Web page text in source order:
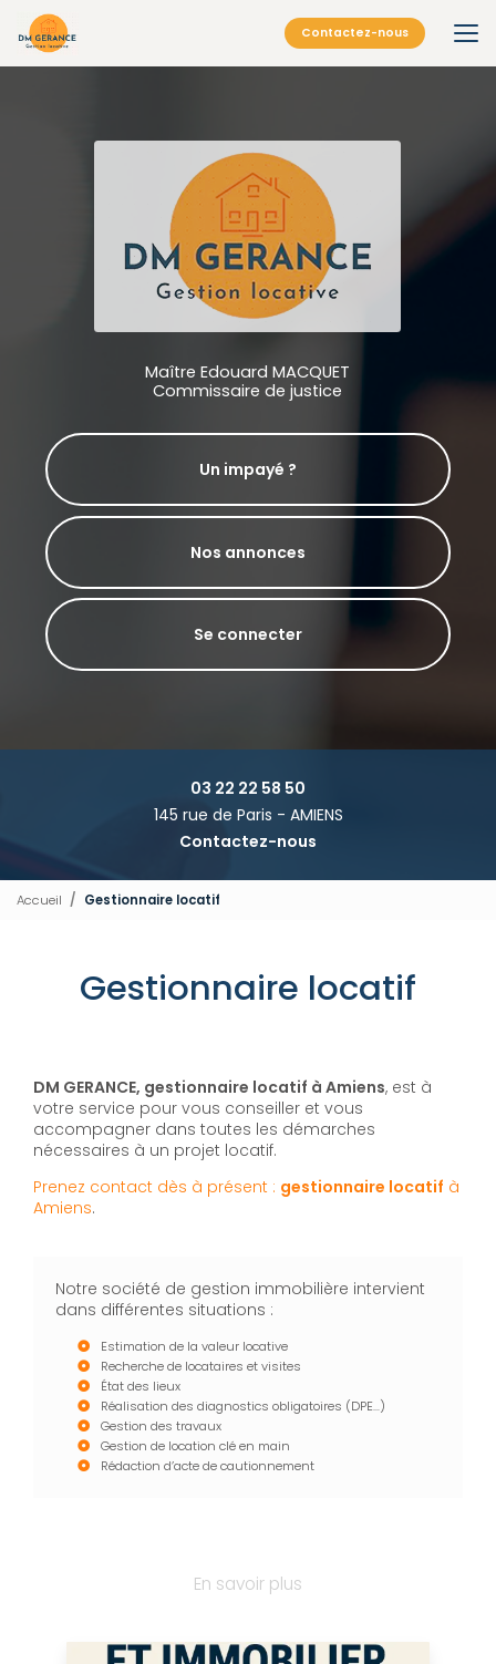
au
contenu
principal
Contactez-nous
Maître Edouard MACQUET
Commissaire de justice
Un impayé ?
Nos annonces
Se connecter
03 22 22 58 50
145 rue de Paris - AMIENS
Contactez-nous
Accueil Gestionnaire locatif
Gestionnaire locatif
DM GERANCE, gestionnaire locatif à Amiens, est à
votre service pour vous conseiller et vous
accompagner dans toutes les démarches
nécessaires à un projet locatif.
Prenez contact dès à présent : gestionnaire locatif à
Amiens.
Notre société de gestion immobilière intervient
dans différentes situations :
Estimation de la valeur locative
Recherche de locataires et visites
État des lieux
Réalisation des diagnostics obligatoires (DPE…)
Gestion des travaux
Gestion de location clé en main
Rédaction d’acte de cautionnement
En savoir plus